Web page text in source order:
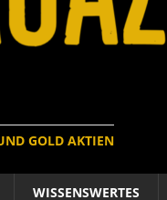
GOLD AKTIEN
WISSENSWERTES